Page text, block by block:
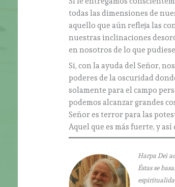
todas las dimensiones de
aquello que aún refleja las
nuestras inclinaciones
en nosotros de lo que
Si, con la ayuda del Señor,
poderes de la oscuridad
solamente para el campo
podemos alcanzar grandes
Señor es terror para las
Aquel que es más fuerte, y
Harpa Dei
Éstas se